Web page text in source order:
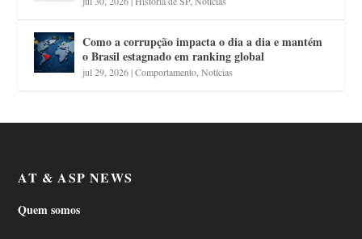
Como a corrupção impacta o dia a dia e mantém
o Brasil estagnado em ranking global
jul 29, 2026|Comportamento ,Notícias
AT & ASP NEWS
Quem somos